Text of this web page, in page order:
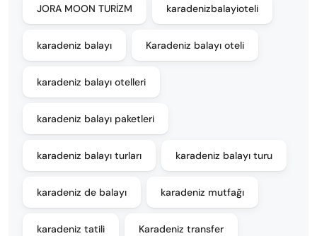
JORA MOON TURİZM karadenizbalayioteli
karadeniz balayı Karadeniz balayı oteli
karadeniz balayı otelleri
karadeniz balayı paketleri
karadeniz balayı turları karadeniz balayı turu
karadeniz de balayı karadeniz mutfağı
karadeniz tatili Karadeniz transfer